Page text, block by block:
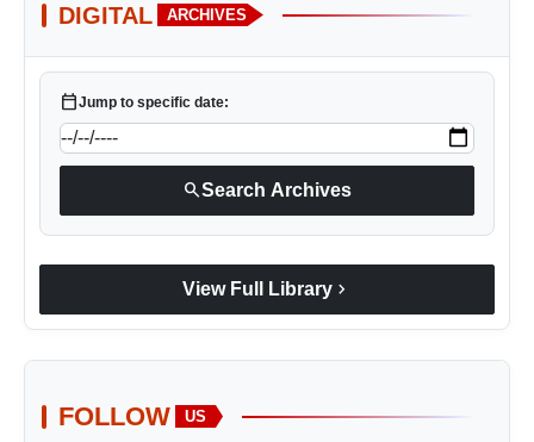
DIGITAL ARCHIVES
calendar_todayJump to specific date:
searchSearch Archives
View Full Library chevron_right
FOLLOW US